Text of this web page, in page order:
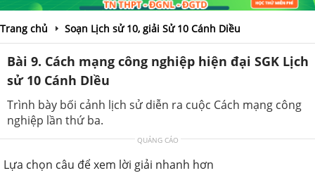
Trang chủ Soạn Lịch sử 10, giải Sử 10 Cánh Diều
Bài 9. Cách mạng công nghiệp hiện đại SGK Lịch
sử 10 Cánh DIều
Trình bày bối cảnh lịch sử diễn ra cuộc Cách mạng công
nghiệp lần thứ ba.
QUẢNG CÁO
Lựa chọn câu để xem lời giải nhanh hơn